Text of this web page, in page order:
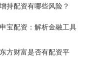
持配资有哪些风险？
宝配资：解析金融工具
方财富是否有配资平